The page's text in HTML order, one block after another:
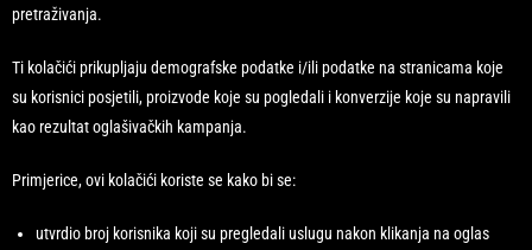
pretraživanja.
Ti kolačići prikupljaju demografske podatke i/ili podatke na stranicama koje
su korisnici posjetili, proizvode koje su pogledali i konverzije koje su napravili
kao rezultat oglašivačkih kampanja.
Primjerice, ovi kolačići koriste se kako bi se:
utvrdio broj korisnika koji su pregledali uslugu nakon klikanja na oglas